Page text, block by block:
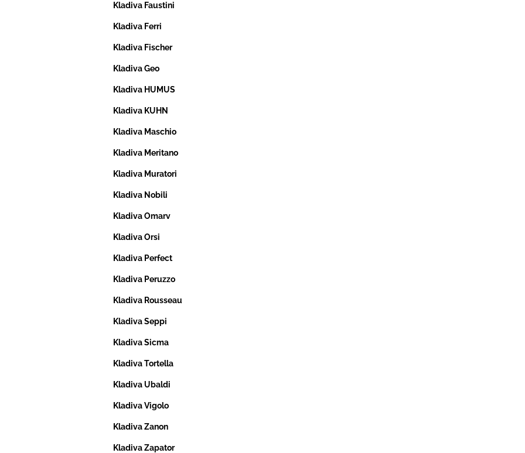
Kladiva Faustini
Kladiva Ferri
Kladiva Fischer
Kladiva Geo
Kladiva HUMUS
Kladiva KUHN
Kladiva Maschio
Kladiva Meritano
Kladiva Muratori
Kladiva Nobili
Kladiva Omarv
Kladiva Orsi
Kladiva Perfect
Kladiva Peruzzo
Kladiva Rousseau
Kladiva Seppi
Kladiva Sicma
Kladiva Tortella
Kladiva Ubaldi
Kladiva Vigolo
Kladiva Zanon
Kladiva Zapator